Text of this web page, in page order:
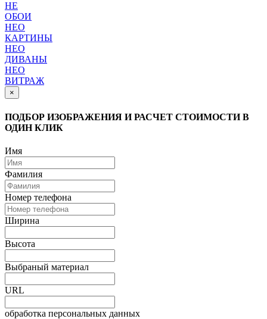
НЕ
ОБОИ
НЕО
КАРТИНЫ
НЕО
ДИВАНЫ
НЕО
ВИТРАЖ
×
ПОДБОР ИЗОБРАЖЕНИЯ И РАСЧЕТ СТОИМОСТИ В
ОДИН КЛИК
Имя
Фамилия
Номер телефона
Ширина
Высота
Выбраный материал
URL
обработка персональных данных